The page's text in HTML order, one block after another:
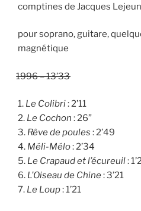
comptines de Jacques
pour soprano, guitare,
magnétique
1996–13’33
1. Le Colibri: 2’11
2. Le Cochon : 26”
3. Rêve de poules : 2’49
4. Méli-Mélo: 2’34
5. Le Crapaud et l’écureuil:
6. L’Oiseau de Chine: 3’21
7. Le Loup: 1’21